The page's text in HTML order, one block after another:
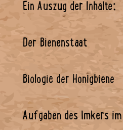
Ein Auszug der Inhalte:
Der Bienenstaat
Biologie der Honigbiene
Aufgaben des Imkers